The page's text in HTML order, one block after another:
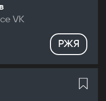
VK
РЖЯ